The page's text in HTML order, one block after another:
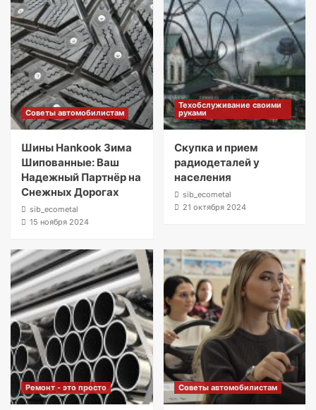
Советы автомобилистам
Шины Hankook Зима
Шипованные: Ваш
Надежный Партнёр на
Снежных Дорогах
sib_ecometal
15 ноября 2024
Техобслуживание своими
руками
Скупка и прием
радиодеталей у
населения
sib_ecometal
21 октября 2024
Ремонт - это просто Советы автомобилистам